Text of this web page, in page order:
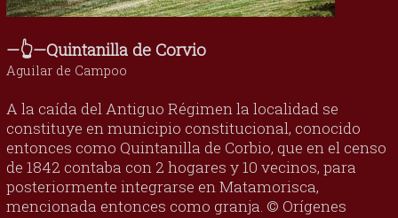
—👆—Quintanilla de Corvio
Aguilar de Campoo
A la caída del Antiguo Régimen la localidad se
constituye en municipio constitucional, conocido
entonces como Quintanilla de Corbio, que en el censo
de 1842 contaba con 2 hogares y 10 vecinos, para
posteriormente integrarse en Matamorisca,
mencionada entonces como granja. © Orígenes